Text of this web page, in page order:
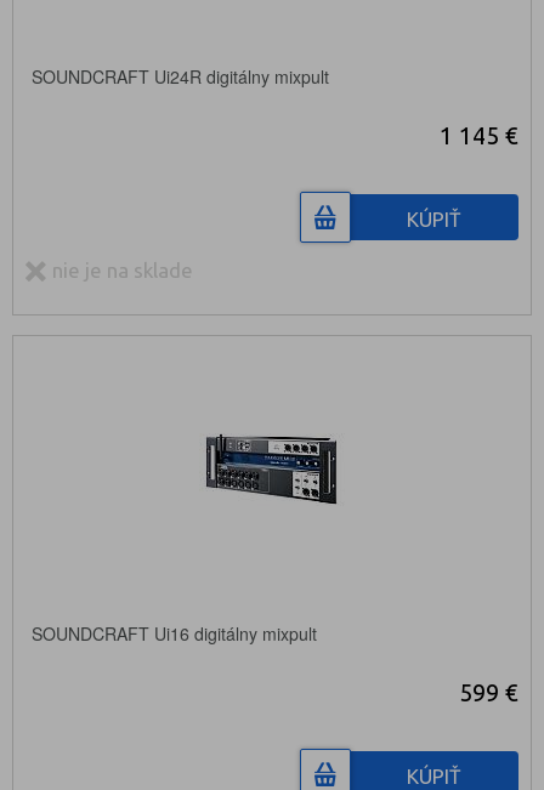
SOUNDCRAFT Ui24R digitálny mixpult
1 145 €
KÚPIŤ
nie je na sklade
SOUNDCRAFT Ui16 digitálny mixpult
599 €
KÚPIŤ